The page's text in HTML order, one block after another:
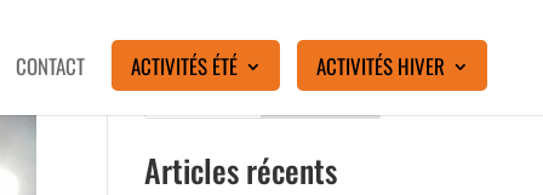
CONTACT ACTIVITÉS ÉTÉ ACTIVITÉS HIVER
Rechercher
Articles récents